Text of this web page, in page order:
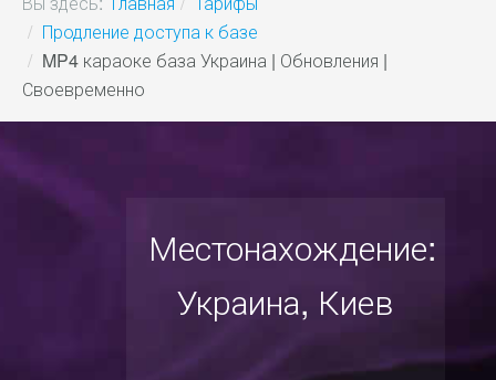
Продление доступа к базе
MP4 караоке база Украина | Обновления |
Своевременно
Местонахождение:
Украина, Киев